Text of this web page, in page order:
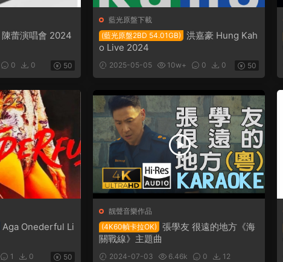
陳蕾演唱會 2024
0 0 50
藍光原盤下載
(藍光原盤2BD 54.01GB)
洪嘉豪 Hung Kah
o Live 2024
2025-05-05 10w+ 0 0 50
Aga Onederful Li
1 0 50
靓聲音樂作品
(4K60幀卡拉OK)
張學友 很遠的地方《海
關戰線》主題曲
2024-07-03 6.46k 0
12